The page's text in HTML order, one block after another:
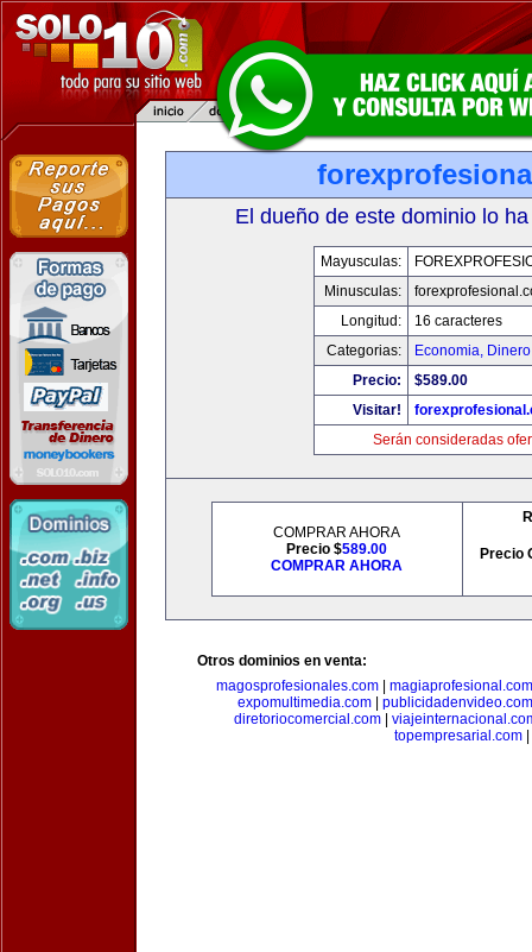
El dueño de este dominio lo
Mayusculas:
Minusculas:
Longitud:
16 caracteres
Categorias:
Economia,
Precio:
$589.00
Visitar!
Serán consideradas
COMPRAR AHORA
Precio $589.00
COMPRAR AHORA
Precio
Otros dominios en venta:
magosprofesionales.com
magiaprofesional.com
expomultimedia.com
publicidadenvideo.com
diretoriocomercial.com
topempresarial.com